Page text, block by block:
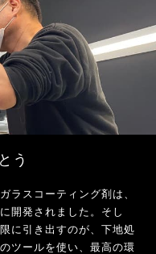
う
ラスコーティング剤は、
開発されました。そし
に引き出すのが、下地処
ツールを使い、最高の環